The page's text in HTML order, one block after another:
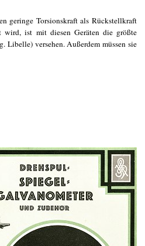
geringe Torsionskraft als Rückstellkraft
wird, ist mit diesen Geräten die größte
Libelle) versehen. Außerdem müssen sie